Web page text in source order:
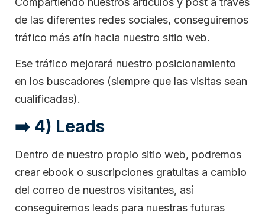
de las diferentes redes sociales, conseguiremos
tráfico más afín hacia nuestro sitio web.
Ese tráfico mejorará nuestro posicionamiento
en los buscadores (siempre que las visitas sean
cualificadas).
➡️ 4) Leads
Dentro de nuestro propio sitio web, podremos
crear ebook o suscripciones gratuitas a cambio
del correo de nuestros visitantes, así
conseguiremos leads para nuestras futuras